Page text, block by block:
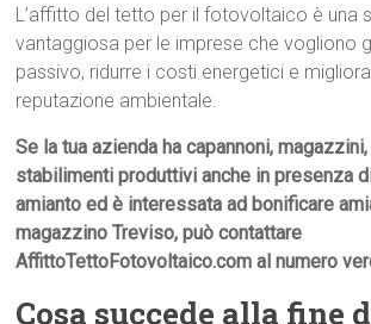
L’affitto del tetto per il fotovoltaico è una
vantaggiosa per le imprese che vogliono
passivo, ridurre i costi energetici e
reputazione ambientale.
Se la tua azienda ha capannoni,
stabilimenti produttivi anche in presenza
amianto ed è interessata ad bonificare
magazzino Treviso, può contattare
AffittoTettoFotovoltaico.com al numero
Cosa succede alla fine